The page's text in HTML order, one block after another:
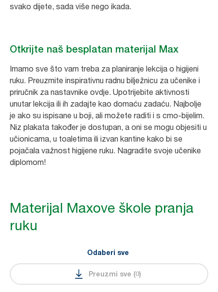
svako dijete, sada više nego ikada.
Otkrijte naš besplatan materijal Max
Imamo sve što vam treba za planiranje lekcija o higijeni
ruku. Preuzmite inspirativnu radnu bilježnicu za učenike i
priručnik za nastavnike ovdje. Upotrijebite aktivnosti
unutar lekcija ili ih zadajte kao domaću zadaću. Najbolje
je ako su ispisane u boji, ali možete raditi i s crno-bijelim.
Niz plakata također je dostupan, a oni se mogu objesiti u
učionicama, u toaletima ili izvan kantine kako bi se
pojačala važnost higijene ruku. Nagradite svoje učenike
diplomom!
Materijal Maxove škole pranja
ruku
Odaberi sve
Preuzmi sve (0)